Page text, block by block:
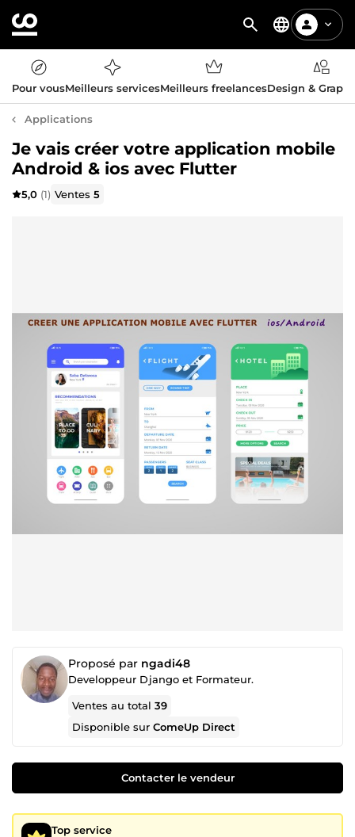
Pour vousMeilleurs servicesMeilleurs freelancesDesign &
Applications
Je vais créer votre application mobile
Android & ios avec Flutter
5,0 (1) Ventes5
Proposé par ngadi48
Developpeur Django et Formateur.
Ventes au total39
Disponible surComeUp Direct
Contacter le vendeur
Top service